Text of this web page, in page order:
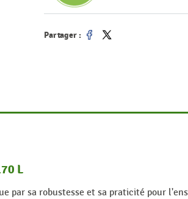
Partager :
L
par sa robustesse et sa praticité pour